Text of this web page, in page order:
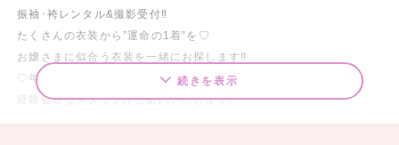
振袖･袴レンタル&撮影受付‼︎
たくさんの衣装から”運命の1着”を♡
お嬢さまに似合う衣装を一緒にお探します‼︎
♡年間お仕度件数2,000件以上
経験豊富なスタッフがご案内いたします。
続きを表示